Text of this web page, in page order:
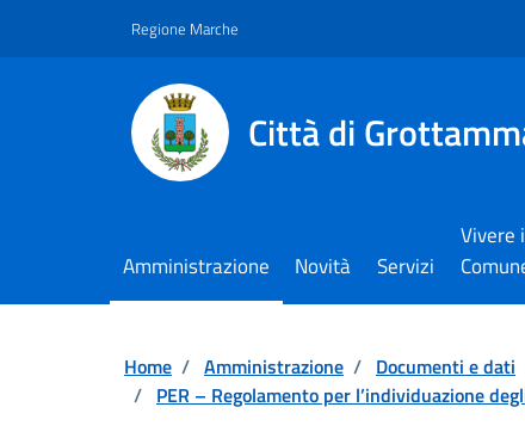
Regione Marche
Città di
Amministrazione Novità Servizi
Vivere
Home / Amministrazione / Documenti e dati
/ PER – Regolamento per l’individuazione